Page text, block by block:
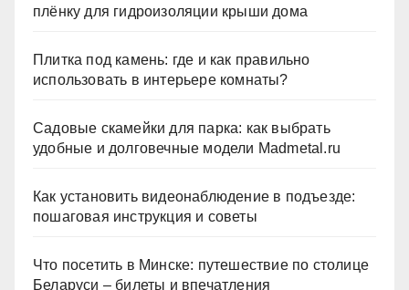
плёнку для гидроизоляции крыши дома
Плитка под камень: где и как правильно
использовать в интерьере комнаты?
Садовые скамейки для парка: как выбрать
удобные и долговечные модели Madmetal.ru
Как установить видеонаблюдение в подъезде:
пошаговая инструкция и советы
Что посетить в Минске: путешествие по столице
Беларуси – билеты и впечатления